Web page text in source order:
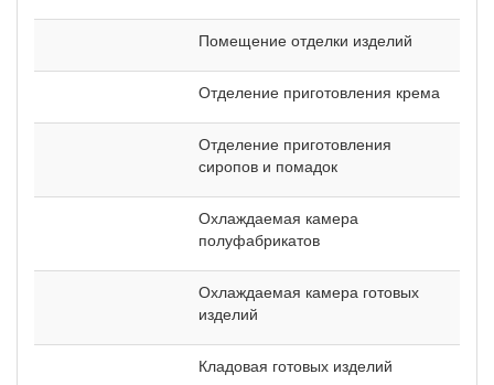
Помещение отделки изделий
Отделение приготовления крема
Отделение приготовления
сиропов и помадок
Охлаждаемая камера
полуфабрикатов
Охлаждаемая камера готовых
изделий
Кладовая готовых изделий